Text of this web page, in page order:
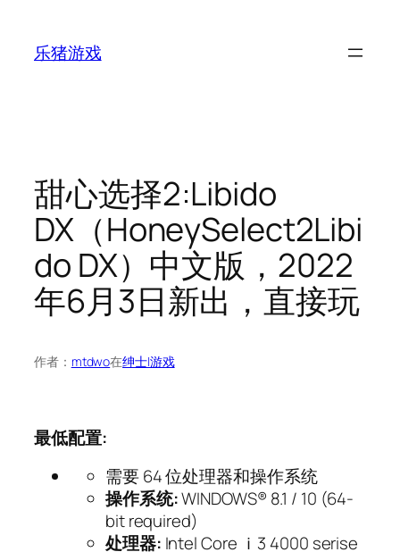
乐猪游戏
甜心选择2:Libido
DX（HoneySelect2Libi
do DX）中文版，2022
年6月3日新出，直接玩
作者： mtdwo在绅士|游戏
最低配置:
需要 64 位处理器和操作系统
操作系统:WINDOWS® 8.1 / 10 (64-
bit required)
处理器: Intel Core ｉ3 4000 serise